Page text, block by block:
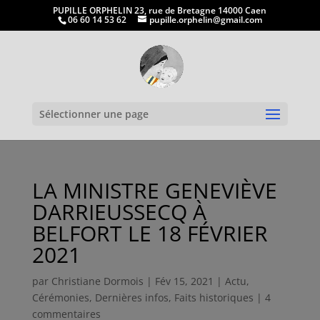
PUPILLE ORPHELIN 23, rue de Bretagne 14000 Caen
06 60 14 53 62 pupille.orphelin@gmail.com
Sélectionner une page
LA MINISTRE GENEVIÈVE
DARRIEUSSECQ À
BELFORT LE 18 FÉVRIER
2021
par Christiane Dormois | Fév 15, 2021 | Actu,
Cérémonies, Dernières infos, Faits historiques | 4
commentaires